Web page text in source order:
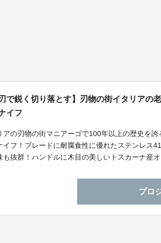
刃で鋭く切り落とす】刃物の街イタリアの
イフ
アの刃物の街マニアーゴで100年以上の歴史を
イフ！ブレードに耐腐食性に優れたステンレス
も抜群！ハンドルに木目の美しいトスカーナ産
プロ